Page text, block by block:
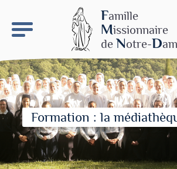
Famille
Missionnaire
de Notre-D
Faire un don
Formation : la